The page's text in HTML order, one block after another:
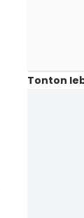
Tonton